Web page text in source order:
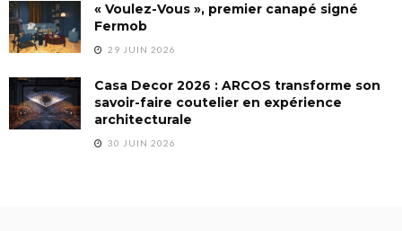
« Voulez-Vous », premier canapé signé
Fermob
29 JUIN 2026
Casa Decor 2026 : ARCOS transforme son
savoir-faire coutelier en expérience
architecturale
30 JUIN 2026